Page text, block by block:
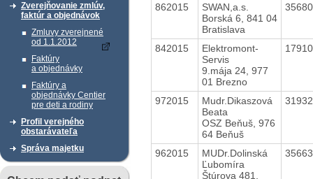
Zverejňovanie zmlúv,
faktúr a objednávok
Zmluvy zverejnené
od 1.1.2012
Faktúry
a objednávky
Faktúry a
objednávky Centier
pre deti a rodiny
Profil verejného
obstarávateľa
Správa majetku
862015
SWAN,a.s.
Borská 6, 841 04
Bratislava
842015
Elektromont-
Servis
9.mája 24, 977
01 Brezno
972015
Mudr.Dikaszová
Beata
OSZ Beňuš, 976
64 Beňuš
962015
MUDr.Dolinská
Ľubomíra
Štúrova 481,